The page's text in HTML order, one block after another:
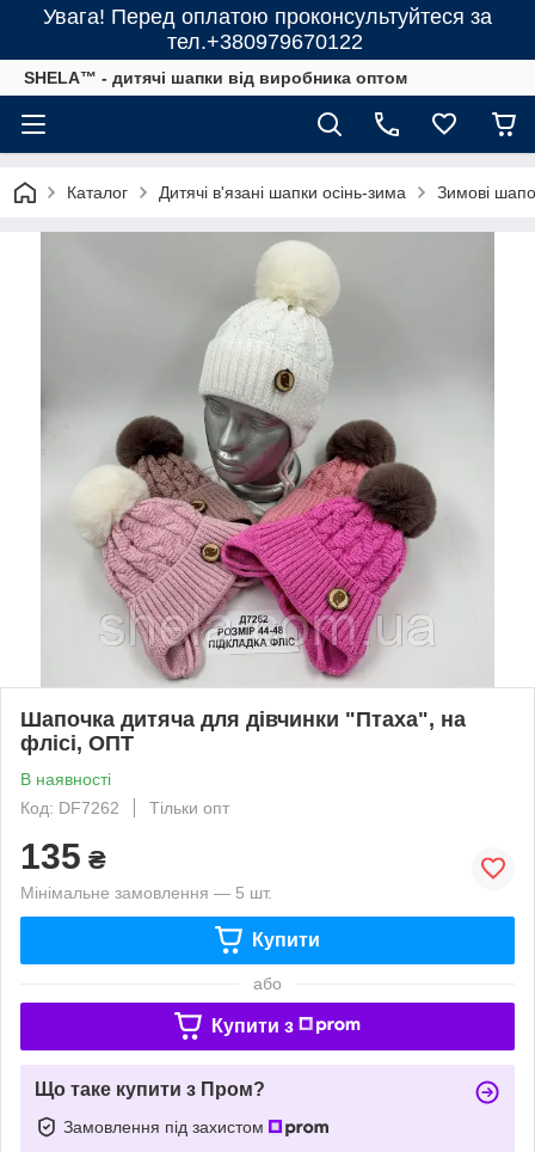
Увага! Перед оплатою проконсультуйтеся за
тел.+380979670122
SHELA™ - дитячі шапки від виробника оптом
Каталог Дитячі в'язані шапки осінь-зима Зимові
Шапочка дитяча для дівчинки "Птаха", на
флісі, ОПТ
В наявності
Код: DF7262
Тільки опт
135 ₴
Мінімальне замовлення — 5 шт.
Купити
або
Купити з
Що таке купити з Пром?
Замовлення під захистом